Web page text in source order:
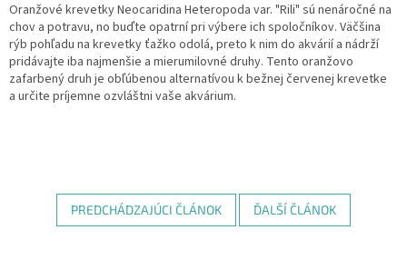
Oranžové krevetky Neocaridina Heteropoda var. "Rili" sú nenáročné na
chov a potravu, no buďte opatrní pri výbere ich spoločníkov. Väčšina
rýb pohľadu na krevetky ťažko odolá, preto k nim do akvárií a nádrží
pridávajte iba najmenšie a mierumilovné druhy. Tento oranžovo
zafarbený druh je obľúbenou alternatívou k bežnej červenej krevetke
a určite príjemne ozvláštni vaše akvárium.
PREDCHÁDZAJÚCI ČLÁNOK ĎALŠÍ ČLÁNOK